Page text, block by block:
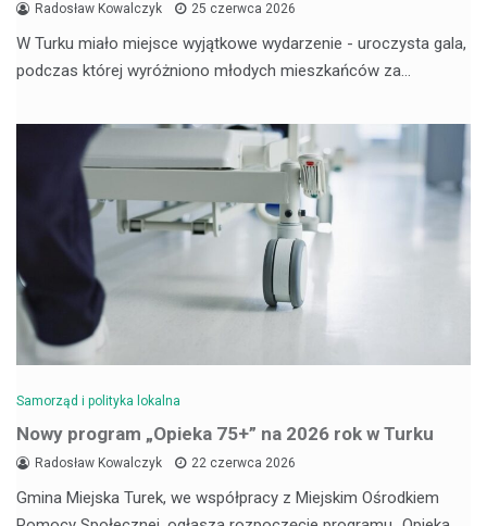
Radosław Kowalczyk 25 czerwca 2026
W Turku miało miejsce wyjątkowe wydarzenie - uroczysta gala,
podczas której wyróżniono młodych mieszkańców za…
Samorząd i polityka lokalna
Nowy program „Opieka 75+” na 2026 rok w Turku
Radosław Kowalczyk 22 czerwca 2026
Gmina Miejska Turek, we współpracy z Miejskim Ośrodkiem